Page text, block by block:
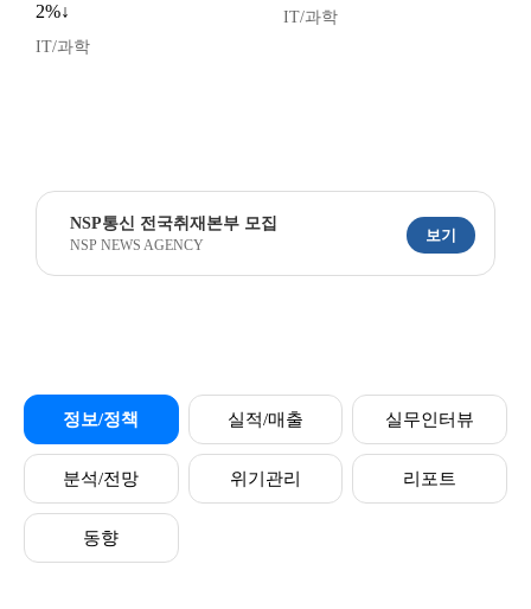
2%↓
IT/과학
IT/과학
NSP통신 전국취재본부 모집
NSP NEWS AGENCY
보기
정보/정책 실적/매출 실무인터뷰
분석/전망 위기관리 리포트
동향